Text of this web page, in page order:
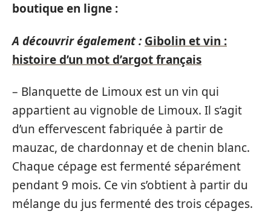
boutique en ligne :
A découvrir également : Gibolin et vin :
histoire d’un mot d’argot français
– Blanquette de Limoux est un vin qui
appartient au vignoble de Limoux. Il s’agit
d’un effervescent fabriquée à partir de
mauzac, de chardonnay et de chenin blanc.
Chaque cépage est fermenté séparément
pendant 9 mois. Ce vin s’obtient à partir du
mélange du jus fermenté des trois cépages.